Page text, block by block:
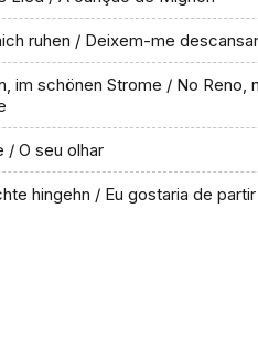
ruhen / Deixem-me descansar
im schönen Strome / No Reno,
/ O seu olhar
hingehn / Eu gostaria de partir